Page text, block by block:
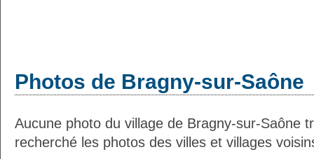
Photos de Bragny-sur-Saône
Aucune photo du village de Bragny-sur-Saône
recherché les photos des villes et villages